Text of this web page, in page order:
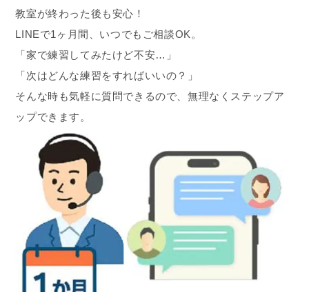
教室が終わった後も安心！
LINEで1ヶ月間、いつでもご相談OK。
「家で練習してみたけど不安…」
「次はどんな練習をすればいいの？」
そんな時も気軽に質問できるので、無理なくステップア
ップできます。